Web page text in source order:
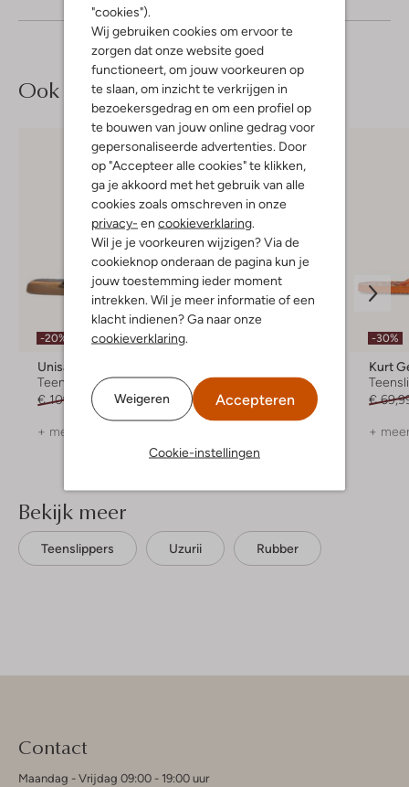
"cookies").
Wij gebruiken cookies om ervoor te
zorgen dat onze website goed
functioneert, om jouw voorkeuren op
te slaan, om inzicht te verkrijgen in
bezoekersgedrag en om een profiel op
te bouwen van jouw online gedrag voor
gepersonaliseerde advertenties. Door
op "Accepteer alle cookies" te klikken,
ga je akkoord met het gebruik van alle
cookies zoals omschreven in onze
privacy- en cookieverklaring
Wil je je voorkeuren wijzigen? Via de
cookieknop onderaan de pagina kun je
jouw toestemming ieder moment
intrekken. Wil je meer informatie of een
klacht indienen? Ga naar onze
cookieverklaring
Weigeren Accepteren
Cookie-instellingen
Ook iets voor jou?
-20%
Unisa
Teenslippers
€ 109,99
€ 87,99
+ meer kleuren
Slippers
€ 89,99 € 44,99
-30%
Kurt
€
+
Bekijk meer
Teenslippers Uzurii Rubber
Contact
Maandag - Vrijdag 09:00 - 19:00 uur